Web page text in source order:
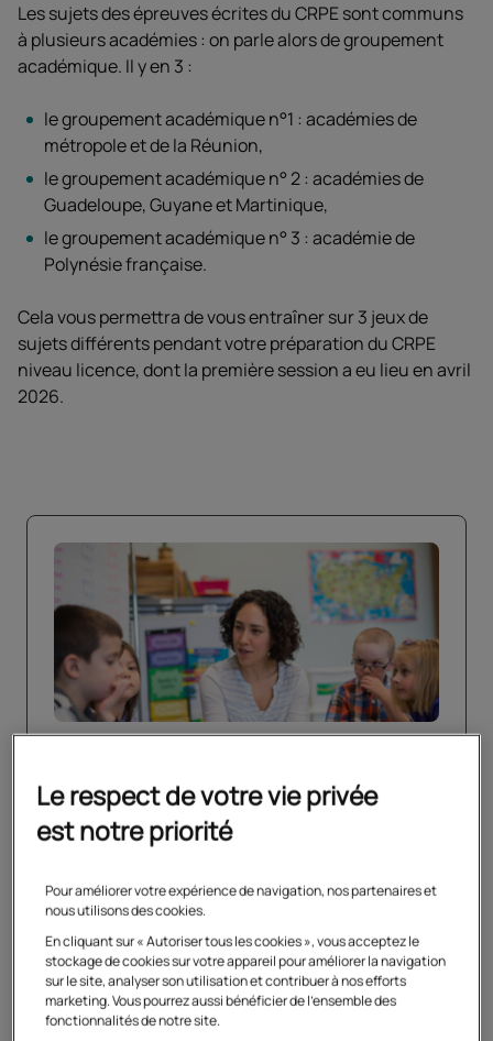
Les sujets des épreuves écrites du CRPE sont communs
à plusieurs académies : on parle alors de groupement
académique. Il y en 3 :
le groupement académique n°1 : académies de
métropole et de la Réunion,
le groupement académique n° 2 : académies de
Guadeloupe, Guyane et Martinique,
le groupement académique n° 3 : académie de
Polynésie française.
Cela vous permettra de vous entraîner sur 3 jeux de
sujets différents pendant votre préparation du CRPE
niveau licence, dont la première session a eu lieu en avril
2026.
préparations du Cned
Ouvrir dans un nouvel onglet
Vous retrouverez ci-dessous les sujets d'admissibilité
de la session 2026 du CRPE par groupement
Le respect de votre vie privée
est notre priorité
Pour améliorer votre expérience de navigation, nos partenaires et
nous utilisons des cookies.
En cliquant sur « Autoriser tous les cookies », vous acceptez le
stockage de cookies sur votre appareil pour améliorer la navigation
sur le site, analyser son utilisation et contribuer à nos efforts
marketing. Vous pourrez aussi bénéficier de l'ensemble des
fonctionnalités de notre site.